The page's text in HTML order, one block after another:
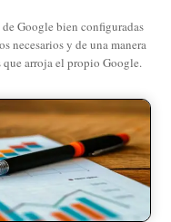
Google bien configuradas
necesarios y de una manera
arroja el propio Google.